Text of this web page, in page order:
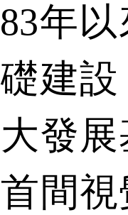
以
建
發
間